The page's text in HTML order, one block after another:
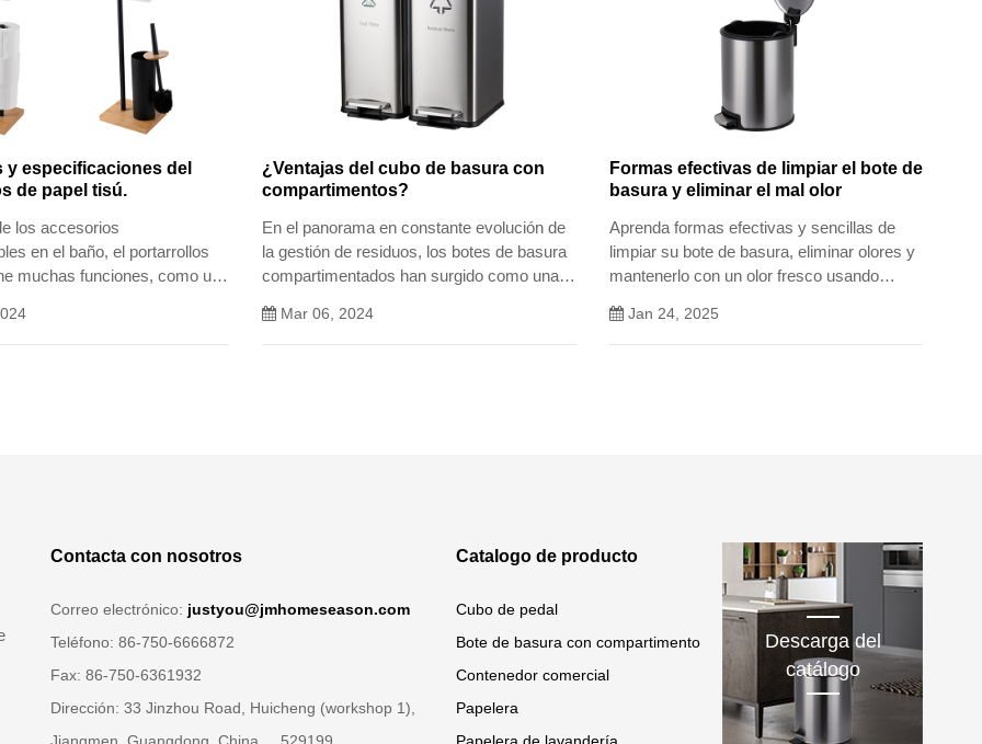
y especificaciones del
de papel tisú.
los accesorios
en el baño, el portarrollos
muchas funciones, como un
del usuario.
¿Ventajas del cubo de basura con
compartimentos?
En el panorama en constante evolución de
la gestión de residuos, los botes de basura
compartimentados han surgido como una
funcionalidad con conciencia ambiental.
Mar 06, 2024
Formas efectivas de limpiar el bote de
basura y eliminar el mal olor
Aprenda formas efectivas y sencillas de
limpiar su bote de basura, eliminar olores y
mantenerlo con un olor fresco usando
bicarbonato de sodio.
Jan 24, 2025
Contacta con nosotros
Correo electrónico: justyou@jmhomeseason.com
Teléfono: 86-750-6666872
Fax: 86-750-6361932
Dirección: 33 Jinzhou Road, Huicheng (workshop 1),
Catalogo de producto
Cubo de pedal
Bote de basura con compartimento
Contenedor comercial
Papelera
Descarga del
catálogo